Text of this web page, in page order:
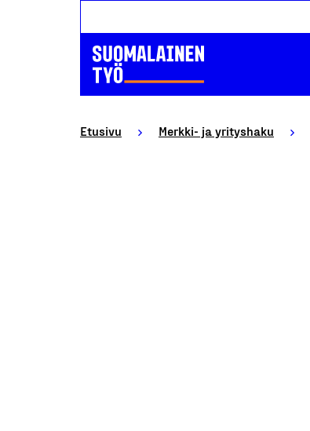
Etusivu Merkki- ja yrityshaku